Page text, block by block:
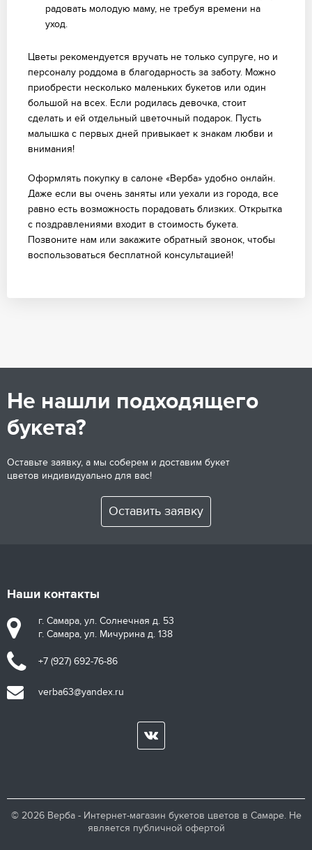
радовать молодую маму, не требуя времени на
уход.
Цветы рекомендуется вручать не только супруге, но и
персоналу роддома в благодарность за заботу. Можно
приобрести несколько маленьких букетов или один
большой на всех. Если родилась девочка, стоит
сделать и ей отдельный цветочный подарок. Пусть
малышка с первых дней привыкает к знакам любви и
внимания!
Оформлять покупку в салоне «Верба» удобно онлайн.
Даже если вы очень заняты или уехали из города, все
равно есть возможность порадовать близких. Открытка
с поздравлениями входит в стоимость букета.
Позвоните нам или закажите обратный звонок, чтобы
воспользоваться бесплатной консультацией!
Не нашли подходящего
букета?
Оставьте заявку, а мы соберем и доставим букет
цветов индивидуально для вас!
Оставить заявку
Наши контакты
г. Самара, ул. Солнечная д. 53
г. Самара, ул. Мичурина д. 138
+7 (927) 692-76-86
verba63@yandex.ru
© 2026 Верба - Интернет-магазин букетов цветов в Самаре. Не
является публичной офертой